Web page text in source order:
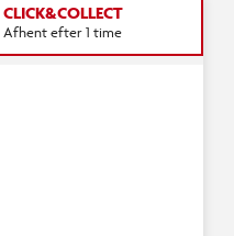
CLICK&COLLECT
Afhent efter 1 time